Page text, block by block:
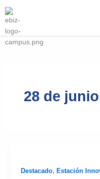
to
content
28 de
Destacado, Estación